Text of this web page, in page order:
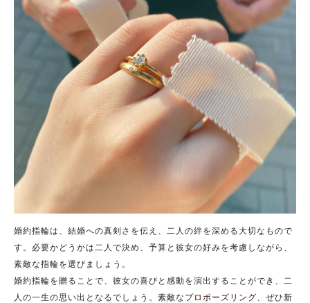
婚約指輪は、結婚への真剣さを伝え、二人の絆を深める大切なもので
す。必要かどうかは二人で決め、予算と彼女の好みを考慮しながら、
素敵な指輪を選びましょう。
婚約指輪を贈ることで、彼女の喜びと感動を演出することができ、二
人の一生の思い出となるでしょう。素敵なプロポーズリング 、ぜひ新